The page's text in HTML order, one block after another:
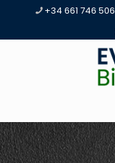
+34 661 746 506